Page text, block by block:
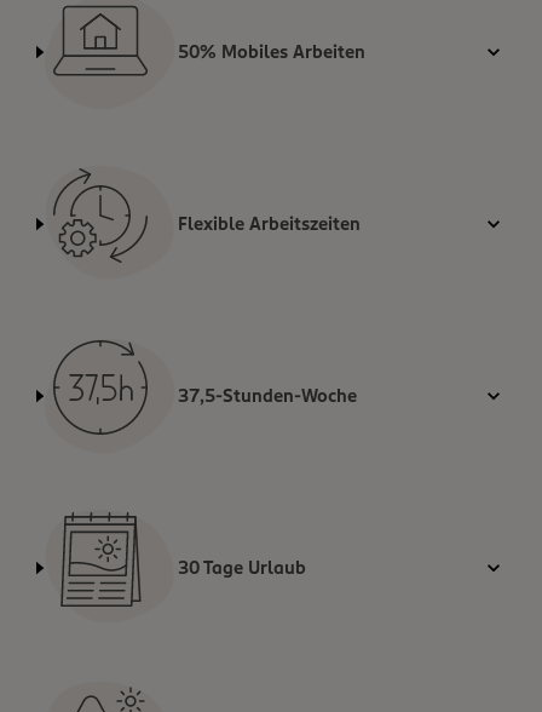
50% Mobiles Arbeiten
Flexible Arbeitszeiten
37,5-Stunden-Woche
30 Tage Urlaub